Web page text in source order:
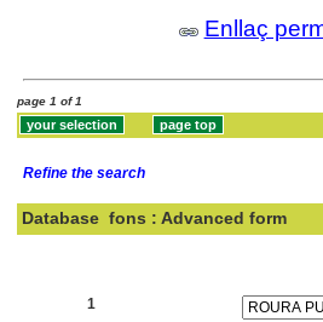
Enllaç
page 1 of 1
Refine the search
Database fons : Advanced form
1